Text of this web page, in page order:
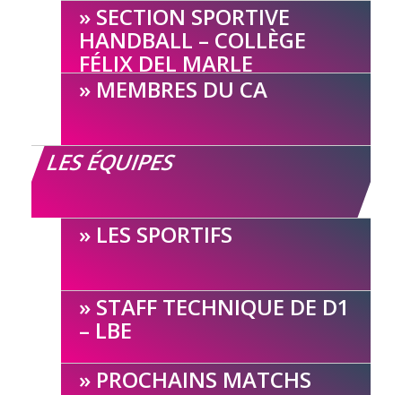
SECTION SPORTIVE
HANDBALL – COLLÈGE
FÉLIX DEL MARLE
MEMBRES DU CA
LES ÉQUIPES
LES SPORTIFS
STAFF TECHNIQUE DE D1
– LBE
PROCHAINS MATCHS